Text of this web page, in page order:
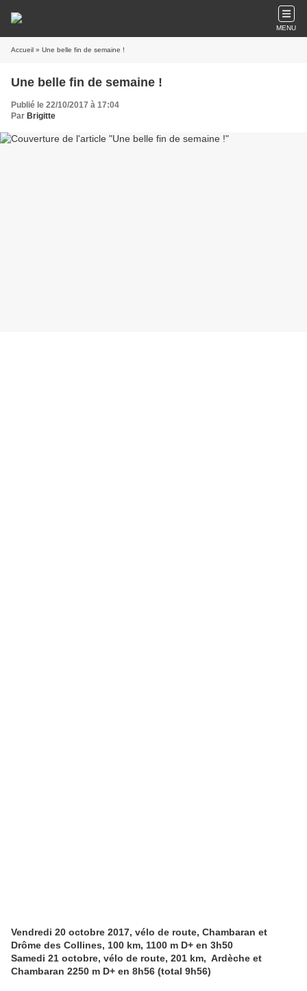
MENU
Accueil » Une belle fin de semaine !
Une belle fin de semaine !
Publié le 22/10/2017 à 17:04
Par Brigitte
Vendredi 20 octobre 2017, vélo de route, Chambaran et
Drôme des Collines, 100 km, 1100 m D+ en 3h50
Samedi 21 octobre, vélo de route, 201 km, Ardèche et
Chambaran 2250 m D+ en 8h56 (total 9h56)